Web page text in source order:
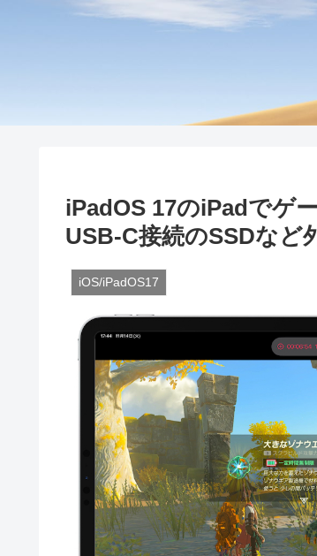
iPadOS 17のiPadでゲ
USB-C接続のSSDなど
iOS/iPadOS17